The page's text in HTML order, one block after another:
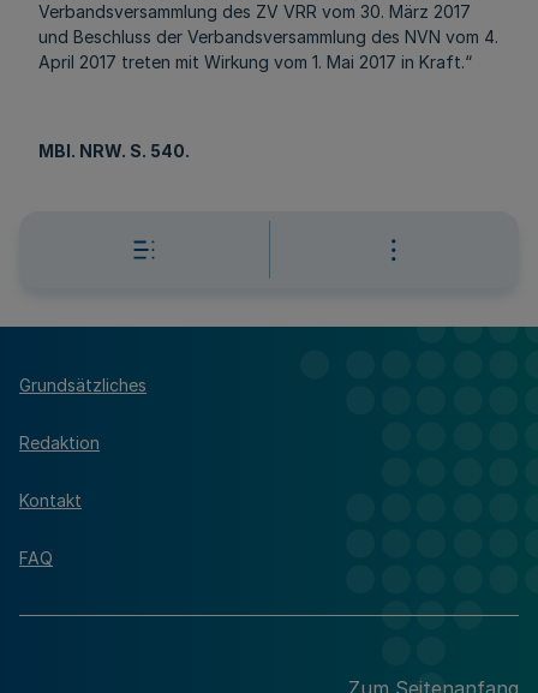
Verbandsversammlung des ZV VRR vom 30. März 2017
und Beschluss der Verbandsversammlung des NVN vom 4.
April 2017 treten mit Wirkung vom 1. Mai 2017 in Kraft.“
MBl. NRW. S. 540.
Grundsätzliches
Redaktion
Kontakt
FAQ
Zum Seitenanfang